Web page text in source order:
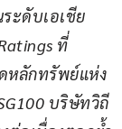
ะดับเอเชีย
ที่
หลักทรัพย์แห่ง
บริษัทวิถี